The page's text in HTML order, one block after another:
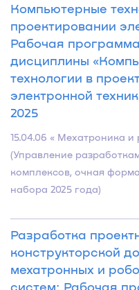
Компьютерные
проектировании
Рабочая
дисциплины
технологии в
электронной
2025
15.04.06 « Мехатроника и
(Управление
комплексов, очная
набора 2025 года)
Разработка
конструкторской
мехатронных и
систем: Рабочая